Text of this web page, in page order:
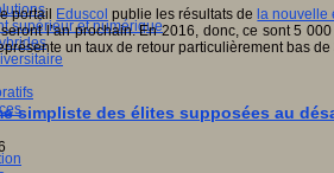
supérieur et numérique
portail Eduscol publie les résultats de la nouvelle
l’an prochain. En 2016, donc, ce sont 5
un taux de retour particulièrement bas
simpliste des élites supposées au